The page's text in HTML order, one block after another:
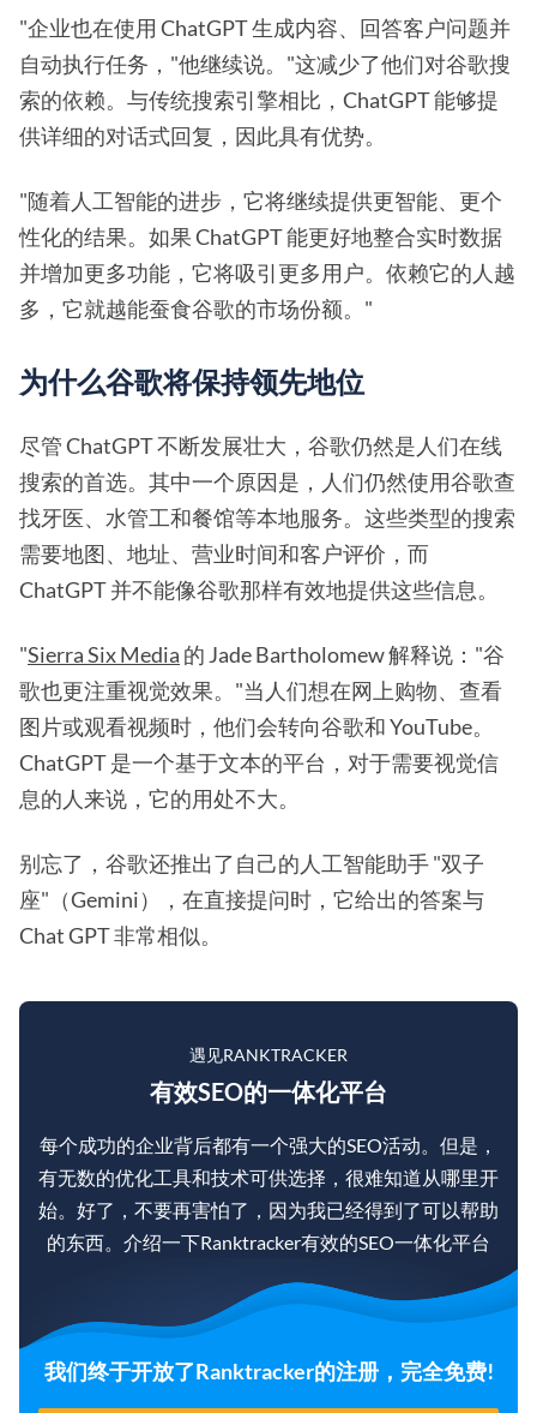
"企业也在使用 ChatGPT 生成内容、回答客户问题并
自动执行任务，"他继续说。"这减少了他们对谷歌搜
索的依赖。与传统搜索引擎相比，ChatGPT 能够提
供详细的对话式回复，因此具有优势。
"随着人工智能的进步，它将继续提供更智能、更个
性化的结果。如果 ChatGPT 能更好地整合实时数据
并增加更多功能，它将吸引更多用户。依赖它的人越
多，它就越能蚕食谷歌的市场份额。"
为什么谷歌将保持领先地位
尽管 ChatGPT 不断发展壮大，谷歌仍然是人们在线
搜索的首选。其中一个原因是，人们仍然使用谷歌查
找牙医、水管工和餐馆等本地服务。这些类型的搜索
需要地图、地址、营业时间和客户评价，而
ChatGPT 并不能像谷歌那样有效地提供这些信息。
"Sierra Six Media 的 Jade Bartholomew 解释说："谷
歌也更注重视觉效果。"当人们想在网上购物、查看
图片或观看视频时，他们会转向谷歌和 YouTube。
ChatGPT 是一个基于文本的平台，对于需要视觉信
息的人来说，它的用处不大。
别忘了，谷歌还推出了自己的人工智能助手 "双子
座"（Gemini），在直接提问时，它给出的答案与
Chat GPT 非常相似。
遇见RANKTRACKER
有效SEO的一体化平台
每个成功的企业背后都有一个强大的SEO活动。但是，
有无数的优化工具和技术可供选择，很难知道从哪里开
始。好了，不要再害怕了，因为我已经得到了可以帮助
的东西。介绍一下Ranktracker有效的SEO一体化平台
我们终于开放了Ranktracker的注册，完全免费!